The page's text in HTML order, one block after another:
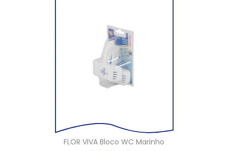
FLOR VIVA Bloco WC Marinho